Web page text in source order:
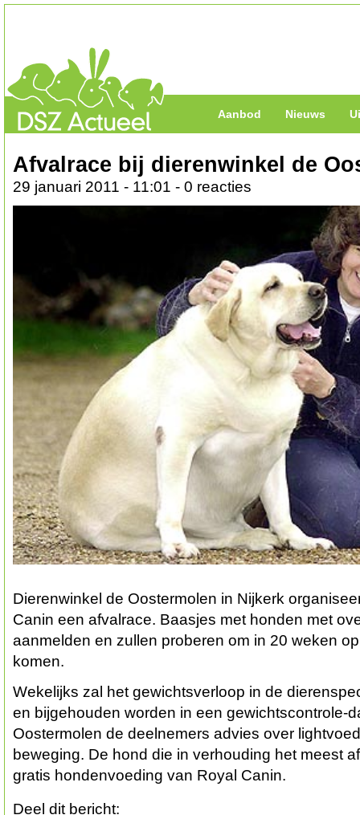
Aanbod Nieuws
Afvalrace bij dierenwinkel de
29 januari 2011 - 11:01 - 0 reacties
Dierenwinkel de Oostermolen in Nijkerk
Canin een afvalrace. Baasjes met honden met
aanmelden en zullen proberen om in 20 weken
komen.
Wekelijks zal het gewichtsverloop in de
en bijgehouden worden in een gewichtscontrole-
Oostermolen de deelnemers advies over
beweging. De hond die in verhouding het meest
gratis hondenvoeding van Royal Canin.
Deel dit bericht: